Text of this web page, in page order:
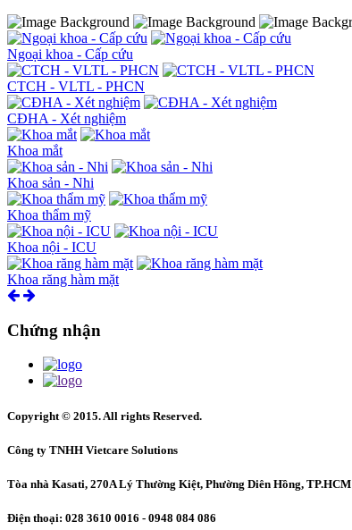
Ngoại khoa - Cấp cứu
CTCH - VLTL - PHCN
CĐHA - Xét nghiệm
Khoa mắt
Khoa sản - Nhi
Khoa thẩm mỹ
Khoa nội - ICU
Khoa răng hàm mặt
Chứng nhận
Copyright © 2015. All rights Reserved.
Công ty TNHH Vietcare Solutions
Tòa nhà Kasati, 270A Lý Thường Kiệt, Phường Diên Hồng, TP.HCM
Điện thoại: 028 3610 0016 - 0948 084 086